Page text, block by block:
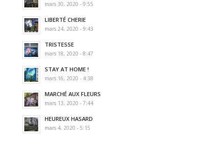
mars 30, 2020 - 9:55
LIBERTÉ CHERIE
mars 24, 2020 - 9:43
TRISTESSE
mars 18, 2020 - 8:47
STAY AT HOME !
mars 16, 2020 - 4:38
MARCHÉ AUX FLEURS
mars 13, 2020 - 7:44
HEUREUX HASARD
mars 4, 2020 - 5:15